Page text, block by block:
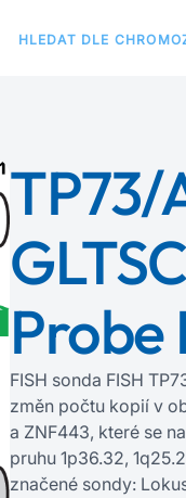
HLEDAT DLE
TP73/
Probe
FISH sonda FISH
změn počtu kopií v
a ZNF443, které se
pruhu 1p36.32,
značené sondy: